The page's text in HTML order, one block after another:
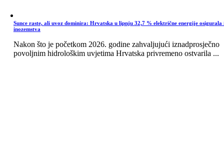
Sunce raste, ali uvoz dominira: Hrvatska u lipnju 32,7 % električne energije osigurala
inozemstva
Nakon što je početkom 2026. godine zahvaljujući iznadprosječno
povoljnim hidrološkim uvjetima Hrvatska privremeno ostvarila ...